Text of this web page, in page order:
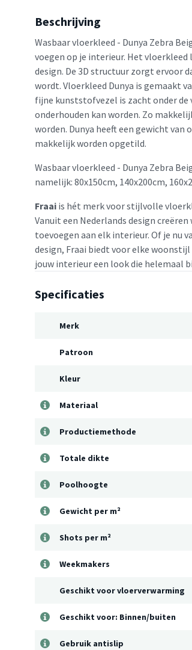
Beschrijving
Wasbaar vloerkleed - Dunya Zebra
voegen op je interieur. Het
design. De 3D structuur zorgt ervoor
wordt. Vloerkleed Dunya is gemaakt
fijne kunststofvezel is zacht onder
onderhouden kan worden. Zo
worden. Dunya heeft een gewicht van
makkelijk worden opgetild.
Wasbaar vloerkleed - Dunya Zebra
namelijk: 80x150cm, 140x200cm,
Fraai is hét merk voor stijlvolle
Vanuit een Nederlands design
toevoegen aan elk interieur. Of je nu
design, Fraai biedt voor elke
jouw interieur een look die helemaal
Specificaties
Merk
Patroon
Kleur
Materiaal
Productiemethode
Totale dikte
Poolhoogte
Gewicht per m²
Shots per m²
Weekmakers
Geschikt voor vloerverwarming
Geschikt voor: Binnen/buiten
Gebruik antislip